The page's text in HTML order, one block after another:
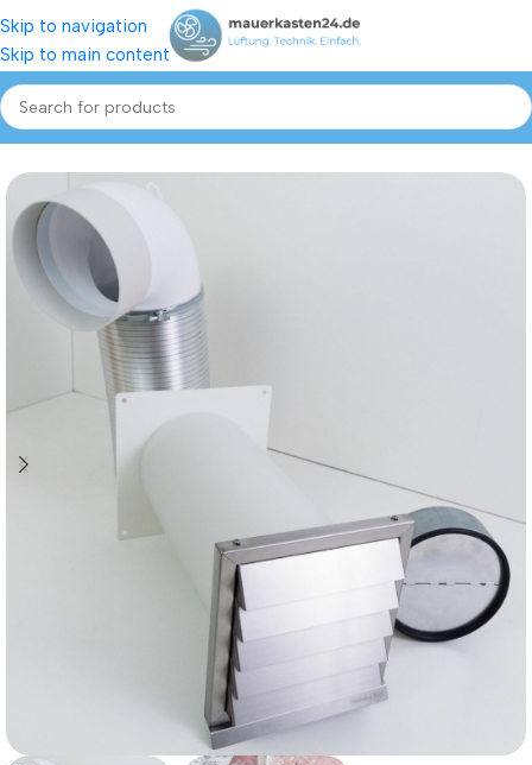
Skip to navigation
Skip to main content
- Dunstabzug - Klimaanlage Mauerkasten mit 2 Grad Gefälle